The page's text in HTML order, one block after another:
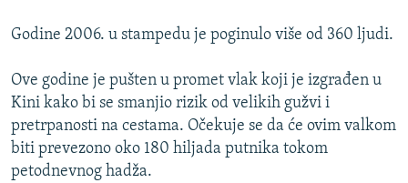
Godine 2006. u stampedu je poginulo više od 360 ljudi.
Ove godine je pušten u promet vlak koji je izgrađen u
Kini kako bi se smanjio rizik od velikih gužvi i
pretrpanosti na cestama. Očekuje se da će ovim valkom
biti prevezono oko 180 hiljada putnika tokom
petodnevnog hadža.